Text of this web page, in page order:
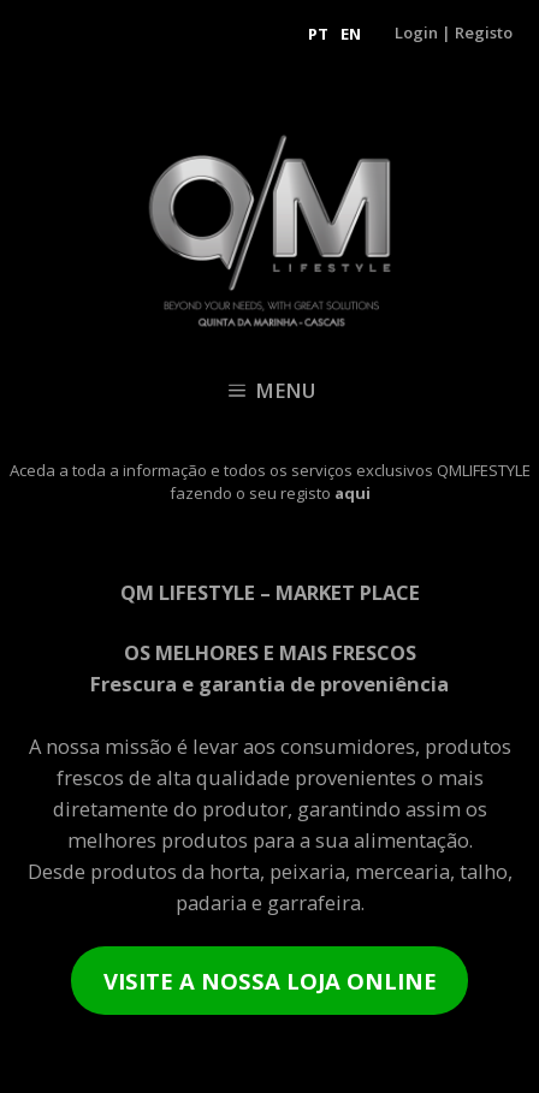
PT EN Login | Registo
MENU
Aceda a toda a informação e todos os serviços exclusivos QMLIFESTYLE
fazendo o seu registo aqui
QM LIFESTYLE – MARKET PLACE
OS MELHORES E MAIS FRESCOS
Frescura e garantia de proveniência
A nossa missão é levar aos consumidores, produtos
frescos de alta qualidade provenientes o mais
diretamente do produtor, garantindo assim os
melhores produtos para a sua alimentação.
Desde produtos da horta, peixaria, mercearia, talho,
padaria e garrafeira.
VISITE A NOSSA LOJA ONLINE